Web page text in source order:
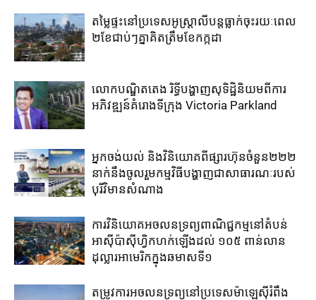
តម្លៃ​ផ្ទះ​នៅ​ប្រទេស​អូស្ត្រាលី​បន្ត​ធ្លាក់​ចុះ​រយៈ​ពេល​
២​ខែ​ជាប់ៗ​គ្នា​គិត​ត្រឹម​ខែ​កក្កដា​
លោកបណ្ឌិតតេង រិទ្ធីបង្ហាញសុទិដ្ឋិនិយមពីការ
អភិវឌ្ឍន៍គំរោងទីក្រុង Victoria Parkland
អ្នកចង់យល់​ និងវិនិយោគ​ពី​ផ្សារហ៊ុន​ចំនួន​២២២​
នាក់​នឹង​ចូលរួម​កម្មវិធី​បង្ហាញ​ជាសាធារណៈ​របស់​
បុរី​វិមានសំណាង
ការវិនិយោគ​អចលនទ្រព្យ​ពាណិជ្ជកម្ម​នៅ​តំបន់
អាស៊ី​ប៉ាស៊ីហ្វិក​ហក់​ឡើង​ដល់ ​១០៥ ពាន់លាន
ដុល្លារ​អាមេរិក​ក្នុង​ឆមាស​ទី១​
តម្រូវ​ការ​អចលនទ្រព្យ​នៅ​ប្រទេសម៉ាឡេស៊ី​រំពឹង​